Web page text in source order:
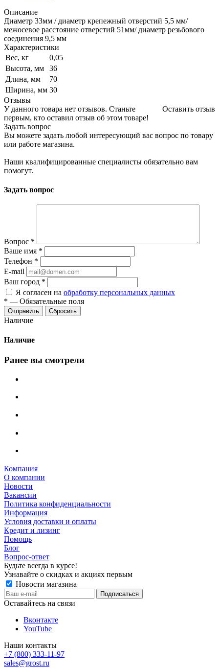
Описание
Диаметр 33мм / диаметр крепежный отверстий 5,5 мм/
межосевое расстояние отверстий 51мм/ диаметр резьбового
соединения 9,5 мм
Характеристики
Вес, кг
0,05
Высота, мм
36
Длина, мм
70
Ширина, мм 30
Отзывы
Оставить отзыв
У данного товара нет отзывов. Станьте
первым, кто оставил отзыв об этом товаре!
Задать вопрос
Вы можете задать любой интересующий вас вопрос по товару
или работе магазина.
Наши квалифицированные специалисты обязательно вам
помогут.
Задать вопрос
Вопрос *
Ваше имя *
Телефон *
E-mail
Ваш город *
Я согласен на обработку персональных данных
* — Обязательные поля
Сбросить
Наличие
Наличие
Ранее вы смотрели
Компания
О компании
Новости
Вакансии
Политика конфиденциальности
Информация
Условия доставки и оплаты
Кредит и лизинг
Помощь
Блог
Вопрос-ответ
Будьте всегда в курсе!
Узнавайте о скидках и акциях первым
Новости магазина
Оставайтесь на связи
Вконтакте
YouTube
Наши контакты
+7 (800) 333-11-97
sales@grost.ru